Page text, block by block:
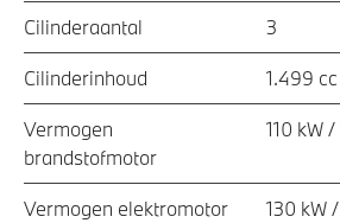
Cilinderaantal 3
Cilinderinhoud 1.499 cc
Vermogen
brandstofmotor
110 kW
Vermogen elektromotor 130 kW